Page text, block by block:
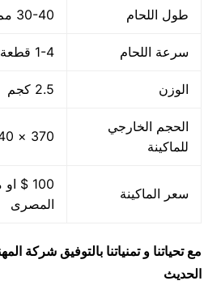
طول اللحام 30-40 مم
سرعة اللحام 1-4 قطعة/الدقيقة
الوزن 2.5 كجم
الحجم الخارجي
للماكينة
370 × 140 × 73 مم
سعر الماكينة
100 $
المصرى
مع تحياتنا و تمنياتنا بالتوفيق شركة
الحديث